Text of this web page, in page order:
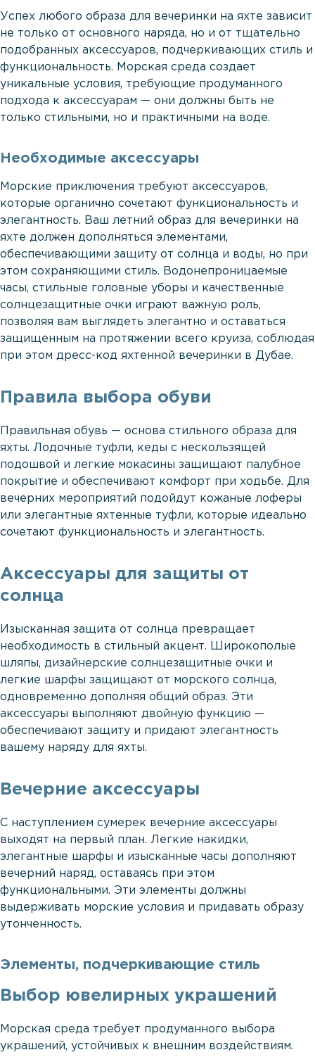
Успех любого образа для вечеринки на яхте зависит
не только от основного наряда, но и от тщательно
подобранных аксессуаров, подчеркивающих стиль и
функциональность. Морская среда создает
уникальные условия, требующие продуманного
подхода к аксессуарам — они должны быть не
только стильными, но и практичными на воде.
Необходимые аксессуары
Морские приключения требуют аксессуаров,
которые органично сочетают функциональность и
элегантность. Ваш летний образ для вечеринки на
яхте должен дополняться элементами,
обеспечивающими защиту от солнца и воды, но при
этом сохраняющими стиль. Водонепроницаемые
часы, стильные головные уборы и качественные
солнцезащитные очки играют важную роль,
позволяя вам выглядеть элегантно и оставаться
защищенным на протяжении всего круиза, соблюдая
при этом дресс-код яхтенной вечеринки в Дубае.
Правила выбора обуви
Правильная обувь — основа стильного образа для
яхты. Лодочные туфли, кеды с нескользящей
подошвой и легкие мокасины защищают палубное
покрытие и обеспечивают комфорт при ходьбе. Для
вечерних мероприятий подойдут кожаные лоферы
или элегантные яхтенные туфли, которые идеально
сочетают функциональность и элегантность.
Аксессуары для защиты от
солнца
Изысканная защита от солнца превращает
необходимость в стильный акцент. Широкополые
шляпы, дизайнерские солнцезащитные очки и
легкие шарфы защищают от морского солнца,
одновременно дополняя общий образ. Эти
аксессуары выполняют двойную функцию —
обеспечивают защиту и придают элегантность
вашему наряду для яхты.
Вечерние аксессуары
С наступлением сумерек вечерние аксессуары
выходят на первый план. Легкие накидки,
элегантные шарфы и изысканные часы дополняют
вечерний наряд, оставаясь при этом
функциональными. Эти элементы должны
выдерживать морские условия и придавать образу
утонченность.
Элементы, подчеркивающие стиль
Выбор ювелирных украшений
Морская среда требует продуманного выбора
украшений, устойчивых к внешним воздействиям.